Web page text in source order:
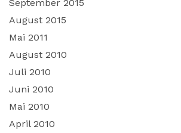
September 2015
August 2015
Mai 2011
August 2010
Juli 2010
Juni 2010
Mai 2010
April 2010